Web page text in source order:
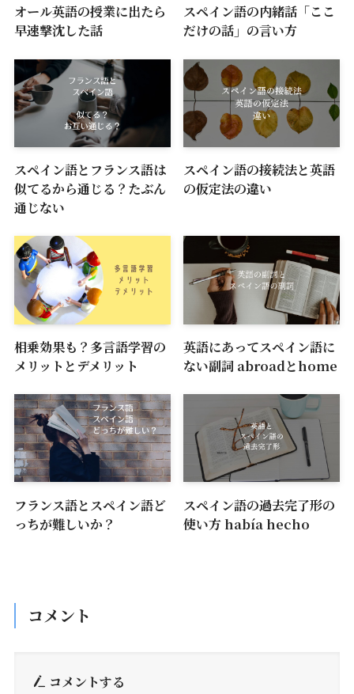
オール英語の授業に出たら
早速撃沈した話
スペイン語の内緒話「ここ
だけの話」の言い方
スペイン語とフランス語は
似てるから通じる？たぶん
通じない
スペイン語の接続法と英語
の仮定法の違い
相乗効果も？多言語学習の
メリットとデメリット
英語にあってスペイン語に
ない副詞 abroadとhome
フランス語とスペイン語ど
っちが難しいか？
スペイン語の過去完了形の
使い方 había hecho
コメント
コメントする